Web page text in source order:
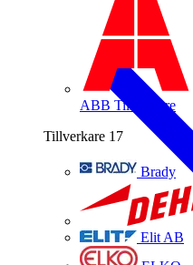
ABB Tillverkare
Tillverkare 17
Brady
Elit AB